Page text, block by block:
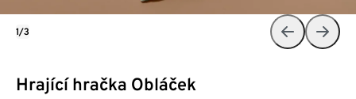
Hrající hračka Obláček
1/3